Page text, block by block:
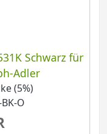
Schwarz für
Adler
(5%)
O